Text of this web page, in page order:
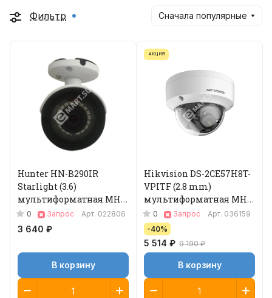
Фильтр Сначала популярные
Hunter HN-B290IR
Starlight (3.6)
мультиформатная MHD
видеокамера
0 Запрос Арт. 022806
3 640 ₽
В корзину
АКЦИЯ
Hikvision DS-2CE57H8T-
VPITF (2.8 mm)
мультиформатная MHD
видеокамера
0 Запрос Арт. 036159
-40%
5 514 ₽ 9 190 ₽
В корзину